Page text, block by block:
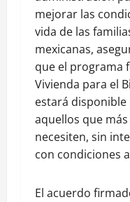
mejorar las
vida de las
mexicanas,
que el programa
Vivienda para el
estará disponible
aquellos que
necesiten, sin
con condiciones
El acuerdo